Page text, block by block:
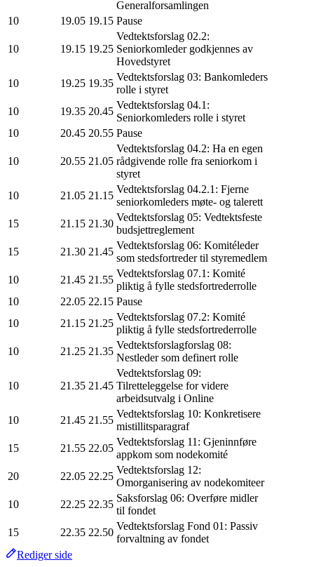
Generalforsamlingen
10
19.05 19.15 Pause
10 19.15 19.25
Vedtektsforslag 02.2:
Seniorkomleder godkjennes av
Hovedstyret
10
19.25 19.35
Vedtektsforslag 03: Bankomleders
rolle i styret
10
19.35 20.45
Vedtektsforslag 04.1:
Seniorkomleders rolle i styret
10
20.45 20.55 Pause
10 20.55 21.05
Vedtektsforslag 04.2: Ha en egen
rådgivende rolle fra seniorkom i
styret
10
21.05 21.15
Vedtektsforslag 04.2.1: Fjerne
seniorkomleders møte- og talerett
15
21.15 21.30
Vedtektsforslag 05: Vedtektsfeste
budsjettreglement
15
21.30 21.45
Vedtektsforslag 06: Komitéleder
som stedsfortreder til styremedlem
10
21.45 21.55
Vedtektsforslag 07.1: Komité
pliktig å fylle stedsfortrederrolle
10
22.05 22.15 Pause
10
21.15 21.25
Vedtektsforslag 07.2: Komité
pliktig å fylle stedsfortrederrolle
10
21.25 21.35
Vedtektsforslagforslag 08:
Nestleder som definert rolle
10 21.35 21.45
Vedtektsforslag 09:
Tilretteleggelse for videre
arbeidsutvalg i Online
10
21.45 21.55
Vedtektsforslag 10: Konkretisere
mistillitsparagraf
15
21.55 22.05
Vedtektsforslag 11: Gjeninnføre
appkom som nodekomité
20
22.05 22.25
Vedtektsforslag 12:
Omorganisering av nodekomiteer
10
22.25 22.35
Saksforslag 06: Overføre midler
til fondet
15
22.35 22.50
Vedtektsforslag Fond 01: Passiv
forvaltning av fondet
Rediger side